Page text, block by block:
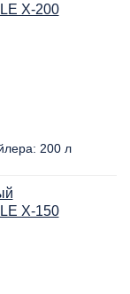
X-200
200 л
X-150